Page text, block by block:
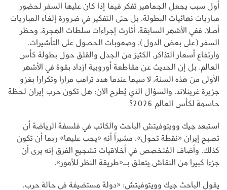
أول سبب يجعل الجماهير تفكر فيما إذا كان عليها السفر لحضور
مباريات نهائيات البطولة، بل حتى التفكير في ضرورة إلغاء المباريات
أصلا. ففي الأشهر السابقة، أثارت إجراءات سلطات الهجرة، وحظر
السفر (على بعض الدول)، وصعوبات الحصول على التأشيرات،
وارتفاع أسعار التذاكر، الكثيرَ من الجدل والقلق حول بطولة كأس
العالم. بل إن الحديث عن مقاطعة أوروبية ازداد بقوة في الأشهر
الأولى من هذه السنة، لا سيما عندما هدد ترامب مرارا وتكرارا بغزو
جزيرة غرينلاند. والسؤال الذي يُطرح الآن: هل تكون حرب إيران لحظة
حاسمة لكأس العالم 2026؟
استبعد جيك وويتوفيتش الباحث والكاتب في فلسفة الرياضة أن
تصبح إيران «نقطة تحول»، مشيراً أنه «يجب عليها» ربما أن تكون
كذلك. وأضاف المُتخصص في أخلاقيات تشجيع الفرق إنه يرى أن
جزءا كبيرا من النقاش يتعلق بــ«طريقة النظر للأمور».
يقول الباحث جيك وويتوفيتش: «دولة مستضيفة في حالة حرب،